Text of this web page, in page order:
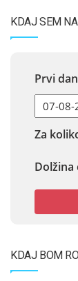
KDAJ SEM
Prvi
Za
Dolžina
KDAJ BOM